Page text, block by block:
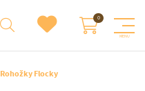
Rohožky Flocky